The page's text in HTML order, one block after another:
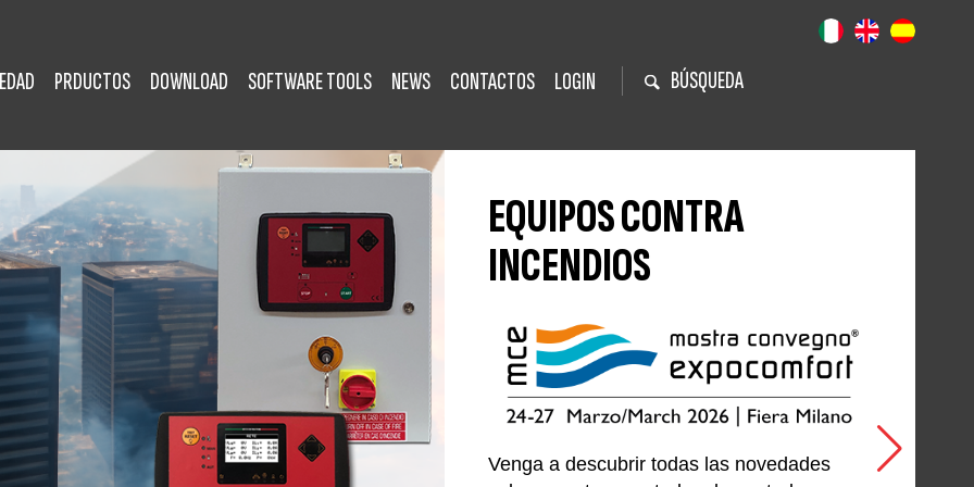
PRDUCTOS DOWNLOAD SOFTWARE TOOLS NEWS CONTACTOS LOGIN BÚSQUEDA
EQUIPOS CONTRA
INCENDIOS
Venga a descubrir todas las novedades